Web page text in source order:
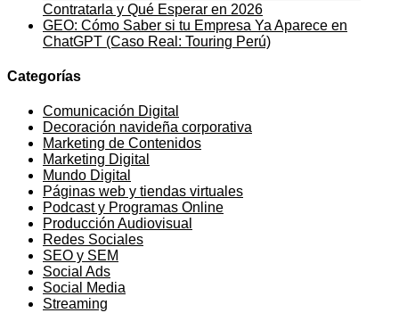
Contratarla y Qué Esperar en 2026
GEO: Cómo Saber si tu Empresa Ya Aparece en
ChatGPT (Caso Real: Touring Perú)
Categorías
Comunicación Digital
Decoración navideña corporativa
Marketing de Contenidos
Marketing Digital
Mundo Digital
Páginas web y tiendas virtuales
Podcast y Programas Online
Producción Audiovisual
Redes Sociales
SEO y SEM
Social Ads
Social Media
Streaming